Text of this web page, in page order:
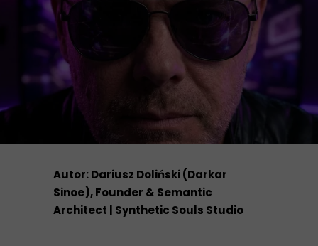
Autor: Dariusz Doliński (Darkar
Sinoe), Founder & Semantic
Architect | Synthetic Souls Studio